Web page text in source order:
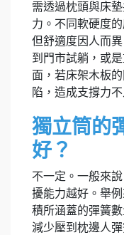
需透過枕頭與床
力。不同軟硬度
但舒適度因人而
到門市試躺，或
面，若床架木板
陷，造成支撐力
獨立筒的
好？
不一定。一般來
擾能力越好。舉
積所涵蓋的彈簧
減少壓到枕邊人